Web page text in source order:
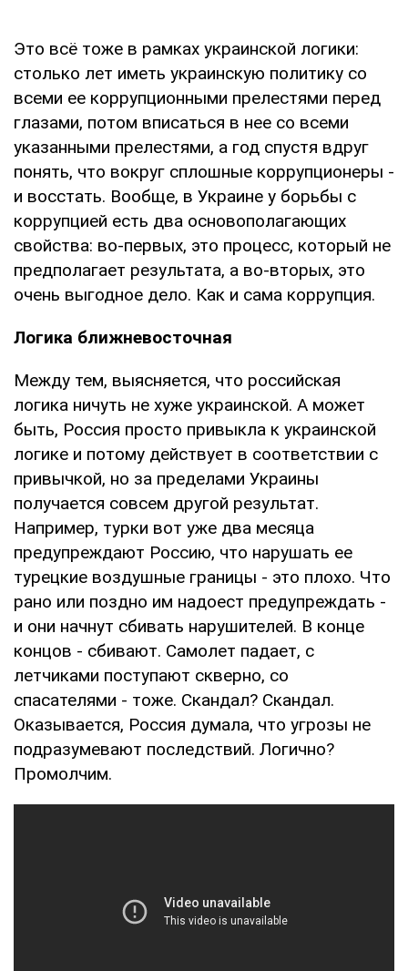
Это всё тоже в рамках украинской логики:
столько лет иметь украинскую политику со
всеми ее коррупционными прелестями перед
глазами, потом вписаться в нее со всеми
указанными прелестями, а год спустя вдруг
понять, что вокруг сплошные коррупционеры -
и восстать. Вообще, в Украине у борьбы с
коррупцией есть два основополагающих
свойства: во-первых, это процесс, который не
предполагает результата, а во-вторых, это
очень выгодное дело. Как и сама коррупция.
Логика ближневосточная
Между тем, выясняется, что российская
логика ничуть не хуже украинской. А может
быть, Россия просто привыкла к украинской
логике и потому действует в соответствии с
привычкой, но за пределами Украины
получается совсем другой результат.
Например, турки вот уже два месяца
предупреждают Россию, что нарушать ее
турецкие воздушные границы - это плохо. Что
рано или поздно им надоест предупреждать -
и они начнут сбивать нарушителей. В конце
концов - сбивают. Самолет падает, с
летчиками поступают скверно, со
спасателями - тоже. Скандал? Скандал.
Оказывается, Россия думала, что угрозы не
подразумевают последствий. Логично?
Промолчим.